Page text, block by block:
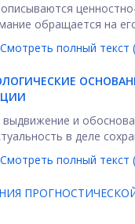
обращается на
Смотреть полный текст
и
в деле
Смотреть полный текст